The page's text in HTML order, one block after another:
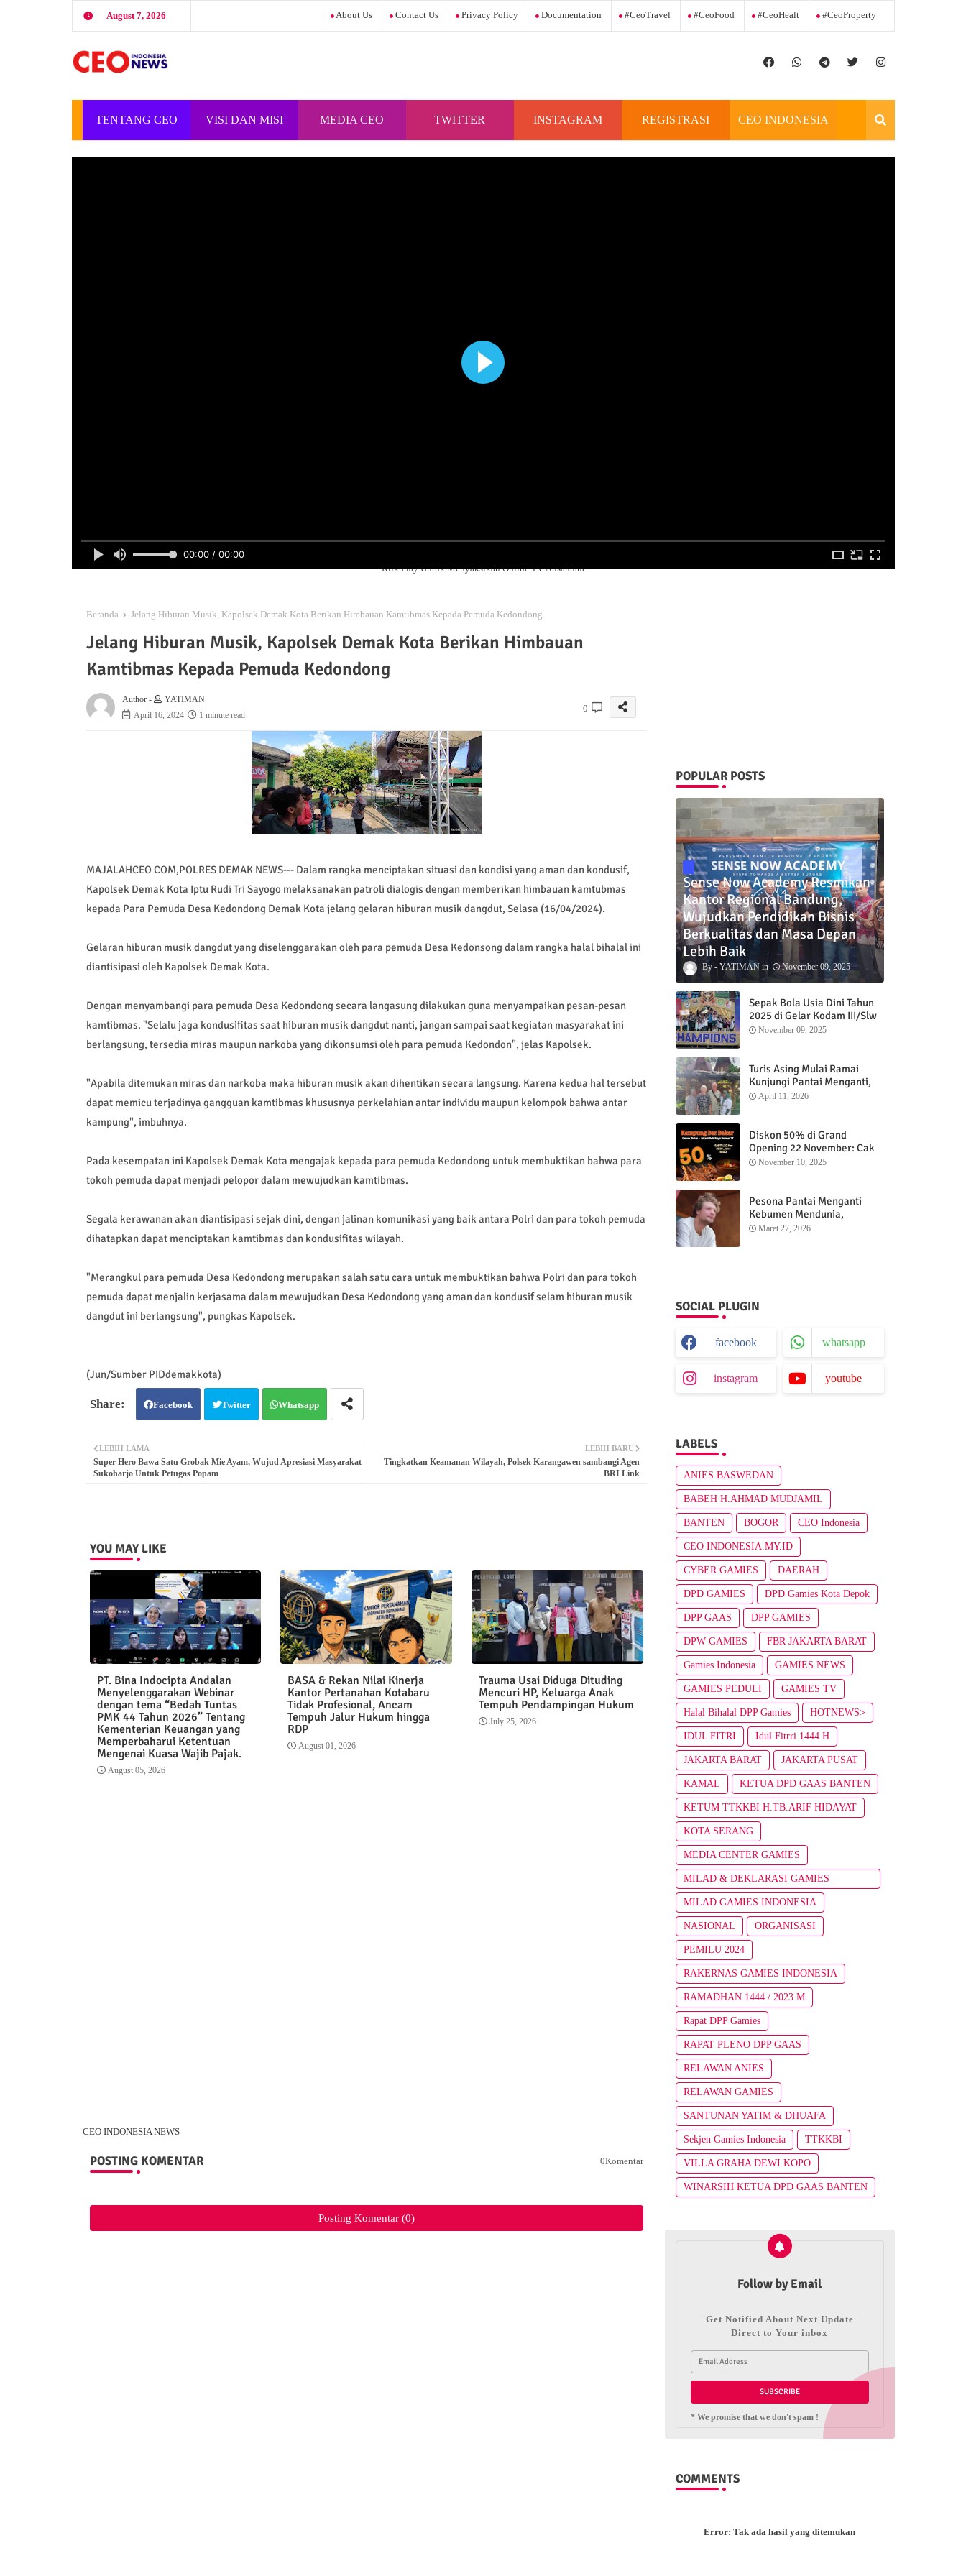
August 7, 2026 About Us Contact Us Privacy Policy Documentation #ceoTravel #ceoFood #ceoHealt #ceoProperty
TENTANG CEO
INDONESIA
VISI DAN MISI
CEO INDONESIA
MEDIA CEO
INDONESIA
TWITTER INSTAGRAM REGISTRASI CEO INDONESIA
OFFICIAL
00:00 / 00:00
Klik Play Untuk Menyaksikan Online TV Nusantara
Beranda Jelang Hiburan Musik, Kapolsek Demak Kota Berikan Himbauan Kamtibmas Kepada Pemuda Kedondong
Jelang Hiburan Musik, Kapolsek Demak Kota Berikan Himbauan
Kamtibmas Kepada Pemuda Kedondong
Author -
YATIMAN
April 16, 2024
1 minute read
0
MAJALAHCEO COM,POLRES DEMAK NEWS--- Dalam rangka menciptakan situasi dan kondisi yang aman dan kondusif,
Kapolsek Demak Kota Iptu Rudi Tri Sayogo melaksanakan patroli dialogis dengan memberikan himbauan kamtubmas
kepada Para Pemuda Desa Kedondong Demak Kota jelang gelaran hiburan musik dangdut, Selasa (16/04/2024).
Gelaran hiburan musik dangdut yang diselenggarakan oleh para pemuda Desa Kedonsong dalam rangka halal bihalal ini
diantisipasi oleh Kapolsek Demak Kota.
Dengan menyambangi para pemuda Desa Kedondong secara langasung dilakukan guna menyampaikan pesan-pesan
kamtibmas. "Selalu jaga kondusifitas saat hiburan musik dangdut nanti, jangan sampai saat kegiatan masyarakat ini
berlangsung, tersedia miras maupun narkoba yang dikonsumsi oleh para pemuda Kedondon", jelas Kapolsek.
"Apabila ditemukan miras dan narkoba maka hiburan musik akan dihentikan secara langsung. Karena kedua hal tersebut
dapat memicu terjadinya gangguan kamtibmas khususnya perkelahian antar individu maupun kelompok bahwa antar
kampung", imbuhnya.
Pada kesempatan ini Kapolsek Demak Kota mengajak kepada para pemuda Kedondong untuk membuktikan bahwa para
tokoh pemuda dapat menjadi pelopor dalam mewujudkan kamtibmas.
Segala kerawanan akan diantisipasi sejak dini, dengan jalinan komunikasi yang baik antara Polri dan para tokoh pemuda
dihatapkan dapat menciptakan kamtibmas dan kondusifitas wilayah.
"Merangkul para pemuda Desa Kedondong merupakan salah satu cara untuk membuktikan bahwa Polri dan para tokoh
pemuda dapat menjalin kerjasama dalam mewujudkan Desa Kedondong yang aman dan kondusif selam hiburan musik
dangdut ini berlangsung", pungkas Kapolsek.
(Jun/Sumber PIDdemakkota)
Facebook Twitter Whatsapp
LEBIH BARU
Tingkatkan Keamanan Wilayah, Polsek Karangawen sambangi Agen
BRI Link
LEBIH LAMA
Super Hero Bawa Satu Grobak Mie Ayam, Wujud Apresiasi Masyarakat
Sukoharjo Untuk Petugas Popam
YOU MAY LIKE
PT. Bina Indocipta Andalan
Menyelenggarakan Webinar
dengan tema “Bedah Tuntas
PMK 44 Tahun 2026” Tentang
Kementerian Keuangan yang
Memperbaharui Ketentuan
Mengenai Kuasa Wajib Pajak.
August 05, 2026
BASA & Rekan Nilai Kinerja
Kantor Pertanahan Kotabaru
Tidak Profesional, Ancam
Tempuh Jalur Hukum hingga
RDP
August 01, 2026
Trauma Usai Diduga Dituding
Mencuri HP, Keluarga Anak
Tempuh Pendampingan Hukum
July 25, 2026
CEO INDONESIA NEWS
POSTING KOMENTAR 0Komentar
Posting Komentar (0)
POPULAR POSTS
Sense Now Academy Resmikan
Kantor Regional Bandung,
Wujudkan Pendidikan Bisnis
Berkualitas dan Masa Depan
Lebih Baik
YATIMAN November 09, 2025
Sepak Bola Usia Dini Tahun
2025 di Gelar Kodam III/Slw
November 09, 2025
Turis Asing Mulai Ramai
Kunjungi Pantai Menganti,
Nikmati Sunrise dan Sunset
April 11, 2026
Diskon 50% di Grand
Opening 22 November: Cak
Ofi Hadirkan Balungan Bakar
November 10, 2025
Pesona Pantai Menganti
Kebumen Mendunia,
Wisatawan Mancanegara
Maret 27, 2026
SOCIAL PLUGIN
facebook whatsapp
instagram youtube
LABELS
ANIES BASWEDAN
BABEH H.AHMAD MUDJAMIL
BANTEN BOGOR CEO Indonesia
CEO INDONESIA.MY.ID
CYBER GAMIES DAERAH
DPD GAMIES DPD Gamies Kota Depok
DPP GAAS DPP GAMIES
DPW GAMIES FBR JAKARTA BARAT
Gamies Indonesia GAMIES NEWS
GAMIES PEDULI GAMIES TV
Halal Bihalal DPP Gamies HOTNEWS>
IDUL FITRI Idul Fitrri 1444 H
JAKARTA BARAT JAKARTA PUSAT
KAMAL KETUA DPD GAAS BANTEN
KETUM TTKKBI H.TB.ARIF HIDAYAT
KOTA SERANG
MEDIA CENTER GAMIES
MILAD & DEKLARASI GAMIES
INDONESIA
MILAD GAMIES INDONESIA
NASIONAL ORGANISASI
PEMILU 2024
RAKERNAS GAMIES INDONESIA
RAMADHAN 1444 / 2023 M
Rapat DPP Gamies
RAPAT PLENO DPP GAAS
RELAWAN ANIES
RELAWAN GAMIES
SANTUNAN YATIM & DHUAFA
Sekjen Gamies Indonesia TTKKBI
VILLA GRAHA DEWI KOPO
WINARSIH KETUA DPD GAAS BANTEN
Follow by Email
Get Notified About Next Update
Direct to Your inbox
* We promise that we don't spam !
COMMENTS
Error: Tak ada hasil yang ditemukan